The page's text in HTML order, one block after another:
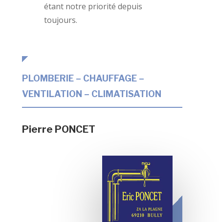
étant notre priorité depuis
toujours.
PLOMBERIE – CHAUFFAGE –
VENTILATION – CLIMATISATION
Pierre PONCET